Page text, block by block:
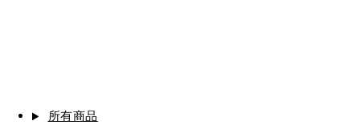
所有商品